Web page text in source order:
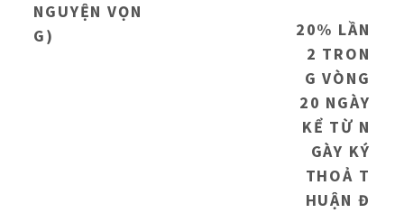
NGUYỆN VỌN
G)
20% LẦN
2 TRON
G VÒNG
20 NGÀY
KỂ TỪ N
GÀY KÝ
THOẢ T
HUẬN Đ